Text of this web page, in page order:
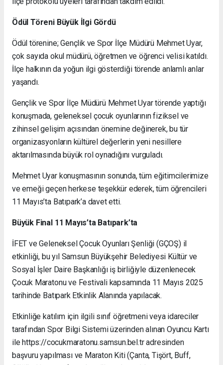
Ödül Töreni Büyük İlgi Gördü
Ödül törenine; Gençlik ve Spor İlçe Müdürü Mehmet Uyar,
çok sayıda okul müdürü, öğretmen ve öğrenci velisi katıldı.
İlçe halkının da yoğun ilgi gösterdiği törende anlamlı anlar
yaşandı.
Gençlik ve Spor İlçe Müdürü Mehmet Uyar törende yaptığı
konuşmada, geleneksel çocuk oyunlarının fiziksel ve
zihinsel gelişim açısından önemine değinerek, bu tür
organizasyonların kültürel değerlerin yeni nesillere
aktarılmasında büyük rol oynadığını vurguladı.
Mehmet Uyar konuşmasının sonunda, tüm eğitimcilerimize
ve emeği geçen herkese teşekkür ederek, tüm öğrencileri
11 Mayıs’ta Batıpark’a davet etti.
Büyük Final 11 Mayıs’ta Batıpark’ta
İFET ve Geleneksel Çocuk Oyunları Şenliği (GÇOŞ) il
etkinliği, bu yıl Samsun Büyükşehir Belediyesi Kültür ve
Sosyal İşler Daire Başkanlığı iş birliğiyle düzenlenecek
Çocuk Maratonu ve Festivali kapsamında 11 Mayıs 2025
tarihinde Batıpark Etkinlik Alanında yapılacak.
Etkinliğe katılım için ilgili sınıf öğretmeni veya idareciler
tarafından Spor Bilgi Sistemi üzerinden alınan Oyuncu Kartı
ile https://cocukmaratonu.samsun.bel.tr adresinden
başvuru yapılması ve Maraton Kiti (Çanta, Tişört, Buff,